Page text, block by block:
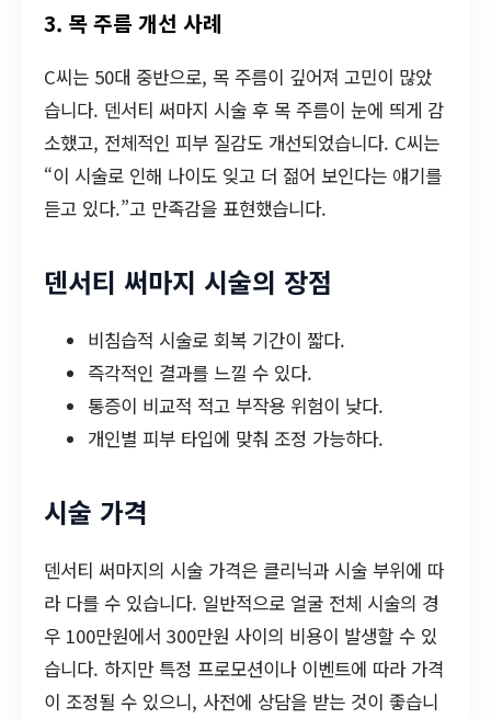
3. 목 주름 개선 사례
C씨는 50대 중반으로, 목 주름이 깊어져 고민이 많았
습니다. 덴서티 써마지 시술 후 목 주름이 눈에 띄게 감
소했고, 전체적인 피부 질감도 개선되었습니다. C씨는
“이 시술로 인해 나이도 잊고 더 젊어 보인다는 얘기를
듣고 있다.”고 만족감을 표현했습니다.
덴서티 써마지 시술의 장점
비침습적 시술로 회복 기간이 짧다.
즉각적인 결과를 느낄 수 있다.
통증이 비교적 적고 부작용 위험이 낮다.
개인별 피부 타입에 맞춰 조정 가능하다.
시술 가격
덴서티 써마지의 시술 가격은 클리닉과 시술 부위에 따
라 다를 수 있습니다. 일반적으로 얼굴 전체 시술의 경
우 100만원에서 300만원 사이의 비용이 발생할 수 있
습니다. 하지만 특정 프로모션이나 이벤트에 따라 가격
이 조정될 수 있으니, 사전에 상담을 받는 것이 좋습니